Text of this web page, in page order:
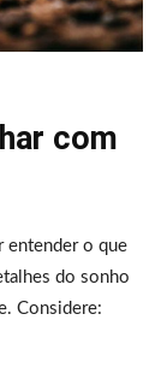
com
entender o que
do sonho
Considere: